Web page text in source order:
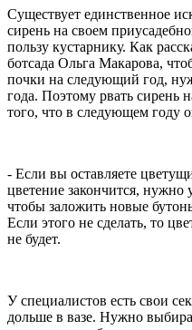
Существует единственное
сирень на своем
пользу кустарнику. Как
ботсада Ольга Макарова,
почки на следующий год,
года. Поэтому рвать сирень
того, что в следующем году
- Если вы оставляете
цветение закончится, нужно
чтобы заложить новые
Если этого не сделать, то
не будет.
У специалистов есть свои
дольше в вазе. Нужно